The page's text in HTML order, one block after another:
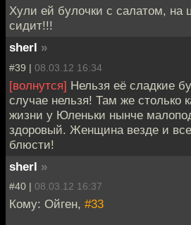
Хули ей булочки с салатом, на
сидит!!!
sherl »
#39 | 08.03.12 16:34
[волнутся] Нельзя её сладкие
случае нельзя! Там же столько
жизни у Юленьки нынче
здоровый. Женщина везде и
блюсти!
sherl »
#40 | 08.03.12 16:37
Кому: Ойген, #33